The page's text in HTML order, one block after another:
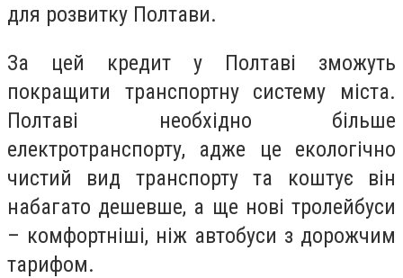
для розвитку Полтави.
За цей кредит у Полтаві зможуть
покращити транспортну систему міста.
Полтаві необхідно більше
електротранспорту, адже це екологічно
чистий вид транспорту та коштує він
набагато дешевше, а ще нові тролейбуси
– комфортніші, ніж автобуси з дорожчим
тарифом.